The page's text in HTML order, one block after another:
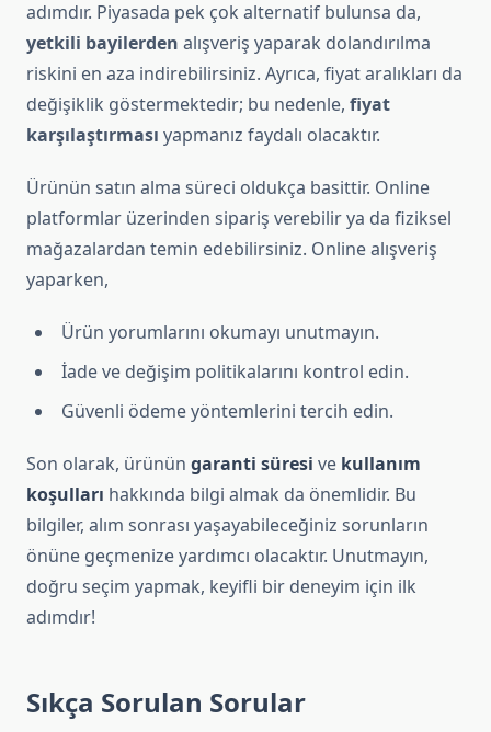
adımdır. Piyasada pek çok alternatif bulunsa da,
yetkili bayilerden alışveriş yaparak dolandırılma
riskini en aza indirebilirsiniz. Ayrıca, fiyat aralıkları da
değişiklik göstermektedir; bu nedenle, fiyat
karşılaştırması yapmanız faydalı olacaktır.
Ürünün satın alma süreci oldukça basittir. Online
platformlar üzerinden sipariş verebilir ya da fiziksel
mağazalardan temin edebilirsiniz. Online alışveriş
yaparken,
Ürün yorumlarını okumayı unutmayın.
İade ve değişim politikalarını kontrol edin.
Güvenli ödeme yöntemlerini tercih edin.
Son olarak, ürünün garanti süresi ve kullanım
koşulları hakkında bilgi almak da önemlidir. Bu
bilgiler, alım sonrası yaşayabileceğiniz sorunların
önüne geçmenize yardımcı olacaktır. Unutmayın,
doğru seçim yapmak, keyifli bir deneyim için ilk
adımdır!
Sıkça Sorulan Sorular